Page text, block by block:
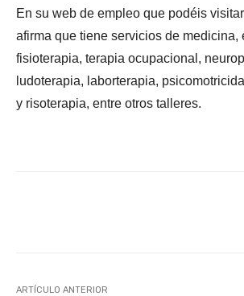
En su web de empleo que podéis visitar
afirma que tiene servicios de medicina,
fisioterapia, terapia ocupacional,
ludoterapia, laborterapia,
y risoterapia, entre otros talleres.
ARTÍCULO ANTERIOR